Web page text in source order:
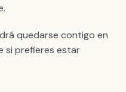
quedarse contigo en
si prefieres estar